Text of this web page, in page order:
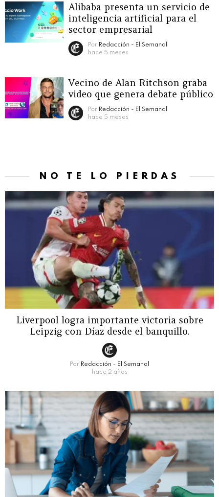
Alibaba presenta un servicio de
inteligencia artificial para el
sector empresarial
Por Redacción - El Semanal
hace 5 meses
Vecino de Alan Ritchson graba
video que genera debate público
Por Redacción - El Semanal
hace 5 meses
NO TE LO PIERDAS
Liverpool logra importante victoria sobre
Leipzig con Díaz desde el banquillo.
Por Redacción - El Semanal
hace 2 años